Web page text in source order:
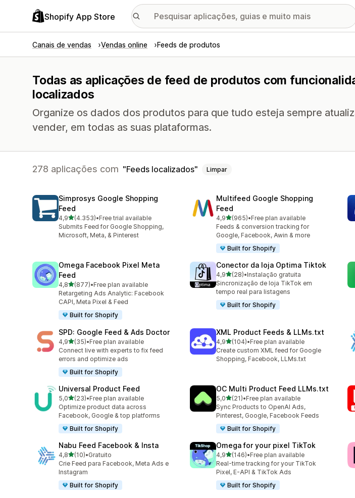
Shopify App Store
Canais de vendas Vendas online Feeds de produtos
Todas as aplicações de feed de produtos com
localizados
Organize os dados dos produtos para que tudo esteja sempre
vender, em todas as suas plataformas.
278 aplicações com Feeds localizados Limpar
Simprosys Google Shopping
Feed
4,9de 5 estrelas
(4.353)
4353 total de avaliações
•Free trial available
Submits Feed for Google Shopping,
Microsoft, Meta, & Pinterest
Multifeed Google Shopping
Feed
4,9de 5 estrelas
(965)
965 total de avaliações
•Free plan available
Feeds & conversion tracking for
Google, Facebook, Awin & more
Built for Shopify
Omega Facebook Pixel Meta
Feed
4,8de 5 estrelas
(877)
877 total de avaliações
•Free plan available
Retargeting Ads Analytic: Facebook
CAPI, Meta Pixel & Feed
Built for Shopify
Conector da loja Optima Tiktok
4,9de 5 estrelas
(28)
28 total de avaliações
•Instalação gratuita
Sincronização de loja TikTok em
tempo real para listagens
Built for Shopify
SPD: Google Feed & Ads Doctor
4,9de 5 estrelas
(35)
35 total de avaliações
•Free plan available
Connect live with experts to fix feed
errors and optimize ads
Built for Shopify
XML Product Feeds & LLMs.txt
4,9de 5 estrelas
(104)
104 total de avaliações
•Free plan available
Create custom XML feed for Google
Shopping, Facebook, LLMs.txt
Universal Product Feed
5,0de 5 estrelas
(23)
23 total de avaliações
•Free plan available
Optimize product data across
Facebook, Google & top platforms
Built for Shopify
OC Multi Product Feed LLMs.txt
5,0de 5 estrelas
(21)
21 total de avaliações
•Free plan available
Sync Products to OpenAI Ads,
Pinterest, Google, Facebook Feeds
Built for Shopify
Nabu Feed Facebook & Insta
4,8de 5 estrelas
(10)
10 total de avaliações
•Gratuito
Crie Feed para Facebook, Meta Ads e
Instagram
Built for Shopify
Omega for your pixel TikTok
4,9de 5 estrelas
(146)
146 total de avaliações
•Free plan available
Real-time tracking for your TikTok
Pixel, E-API & TikTok Ads
Built for Shopify